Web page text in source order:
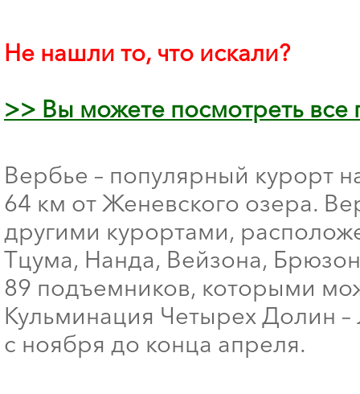
Не нашли то, что искали?
>> Вы можете посмотреть
Вербье – популярный курорт
64 км от Женевского озера.
другими курортами,
Тцума, Нанда, Вейзона,
89 подъемников, которыми
Кульминация Четырех Долин
с ноября до конца апреля.